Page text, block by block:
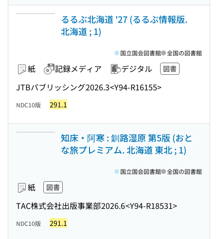
るるぶ北海道 '27 (るるぶ情報版.
北海道 ; 1)
紙 記録メディア デジタル 図書
JTBパブリッシング2026.3<Y94-R16155>
国立国会図書館 全国の図書館
NDC10版 291.1
知床・阿寒 : 釧路湿原 第5版 (おと
な旅プレミアム. 北海道 東北 ; 1)
紙 図書
TAC株式会社出版事業部2026.6<Y94-R18531>
国立国会図書館 全国の図書館
NDC10版 291.1